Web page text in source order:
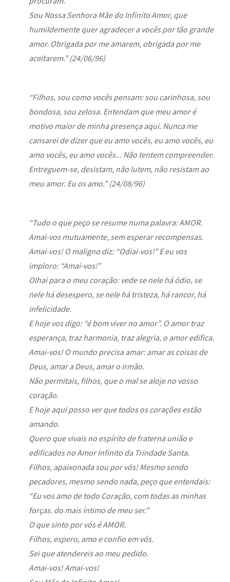
Sou Nossa Senhora Mãe do Infinito Amor, que
humildemente quer agradecer a vocês por tão grande
amor. Obrigada por me amarem, obrigada por me
aceitarem.” (24/06/96)
“Filhos, sou como vocês pensam: sou carinhosa, sou
bondosa, sou zelosa. Entendam que meu amor é
motivo maior de minha presença aqui. Nunca me
cansarei de dizer que eu amo vocês, eu amo vocês, eu
amo vocês, eu amo vocês... Não tentem compreender.
Entreguem-se, desistam, não lutem, não resistam ao
meu amor. Eu os amo.” (24/08/96)
“Tudo o que peço se resume numa palavra: AMOR.
Amai-vos mutuamente, sem esperar recompensas.
Amai-vos! O maligno diz: “Odiai-vos!” E eu vos
imploro: “Amai-vos!”
Olhai para o meu coração: vede se nele há ódio, se
nele há desespero, se nele há tristeza, há rancor, há
infelicidade.
E hoje vos digo: “é bom viver no amor”. O amor traz
esperança, traz harmonia, traz alegria, o amor edifica.
Amai-vos! O mundo precisa amar: amar as coisas de
Deus, amar a Deus, amar o irmão.
Não permitais, filhos, que o mal se aloje no vosso
coração.
E hoje aqui posso ver que todos os corações estão
amando.
Quero que vivais no espírito de fraterna união e
edificados no Amor Infinito da Trindade Santa.
Filhos, apaixonada sou por vós! Mesmo sendo
pecadores, mesmo sendo nada, peço que entendais:
“Eu vos amo de todo Coração, com todas as minhas
forças. do mais íntimo de meu ser.”
O que sinto por vós é AMOR.
Filhos, espero, amo e confio em vós.
Sei que atendereis ao meu pedido.
Amai-vos! Amai-vos!